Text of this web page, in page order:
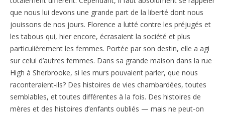
que nous lui devons une grande part de la liberté dont nous
jouissons de nos jours. Florence a lutté contre les préjugés et
les tabous qui, hier encore, écrasaient la société et plus
particulièrement les femmes. Portée par son destin, elle a agi
sur celui d’autres femmes. Dans sa grande maison dans la rue
High à Sherbrooke, si les murs pouvaient parler, que nous
raconteraient-ils? Des histoires de vies chambardées, toutes
semblables, et toutes différentes à la fois. Des histoires de
mères et des histoires d’enfants oubliés — mais ne peut-on